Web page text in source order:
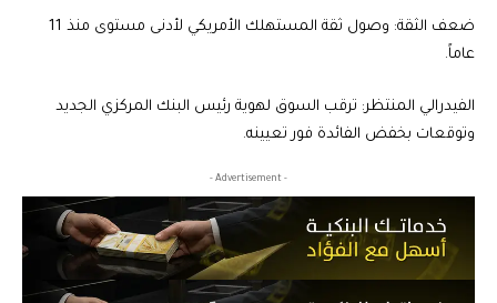
ضعف الثقة: وصول ثقة المستهلك الأمريكي لأدنى مستوى منذ 11
عاماً.
الفيدرالي المنتظر: ترقب السوق لهوية رئيس البنك المركزي الجديد
وتوقعات بخفض الفائدة فور تعيينه.
- Advertisement -